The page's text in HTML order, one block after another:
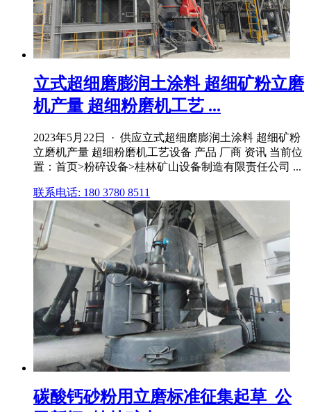
立式超细磨膨润土涂料 超细矿粉立磨
机产量 超细粉磨机工艺 ...
2023年5月22日 · 供应立式超细磨膨润土涂料 超细矿粉
立磨机产量 超细粉磨机工艺设备 产品 厂商 资讯 当前位
置：首页>粉碎设备>桂林矿山设备制造有限责任公司 ...
联系电话: 180 3780 8511
碳酸钙砂粉用立磨标准征集起草_公